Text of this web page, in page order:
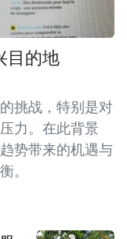
目的地
挑战，特别是对
力。在此背景
势带来的机遇与
。